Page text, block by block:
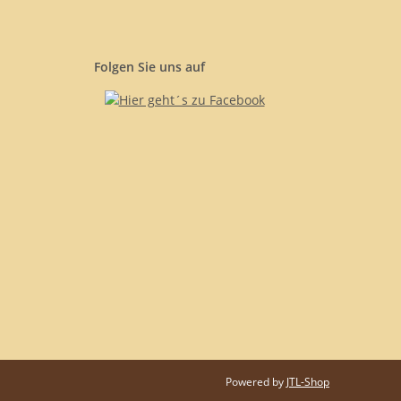
Folgen Sie uns auf
Powered by JTL-Shop